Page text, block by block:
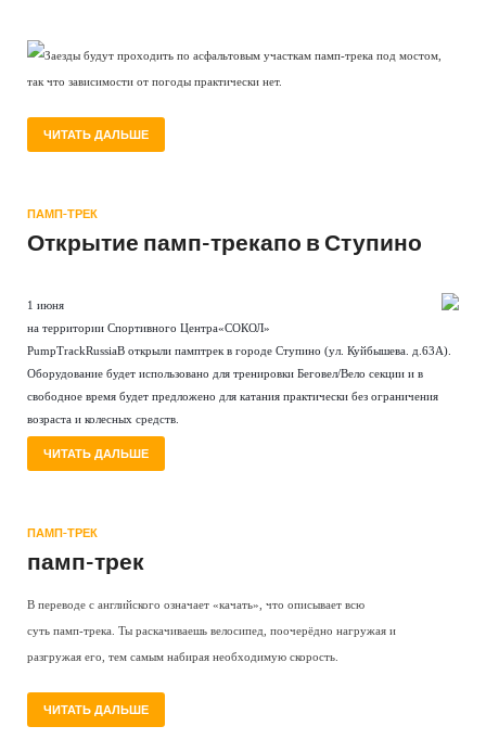
Заезды будут проходить по асфальтовым участкам памп-трека под мостом,
так что зависимости от погоды практически нет.
ЧИТАТЬ ДАЛЬШЕ
ПАМП-ТРЕК
Открытие памп-трекапо в Ступино
1 июня
на территории Спортивного Центра«СОКОЛ»
PumpTrackRussiaВ открыли памптрек в городе Ступино (ул. Куйбышева. д.63А).
Оборудование будет использовано для тренировки Беговел/Вело секции и в
свободное время будет предложено для катания практически без ограничения
возраста и колесных средств.
ЧИТАТЬ ДАЛЬШЕ
ПАМП-ТРЕК
памп-трек
В переводе с английского означает «качать», что описывает всю
суть памп-трека. Ты раскачиваешь велосипед, поочерёдно нагружая и
разгружая его, тем самым набирая необходимую скорость.
ЧИТАТЬ ДАЛЬШЕ